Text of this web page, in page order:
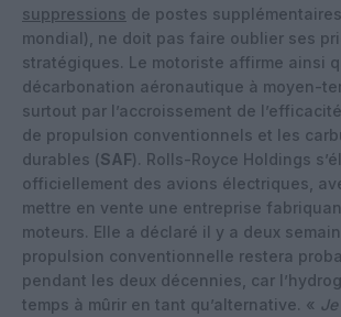
suppressions de postes
mondial), ne doit pas faire oublier ses
stratégiques. Le motoriste affirme ainsi
décarbonation aéronautique à moyen-
surtout par l’accroissement de
de propulsion conventionnels et les
durables (SAF). Rolls-Royce Holdings
officiellement des avions électriques,
mettre en vente une entreprise
moteurs. Elle a déclaré il y a deux
propulsion conventionnelle restera
pendant les deux décennies, car
temps à mûrir en tant qu’alternative. «